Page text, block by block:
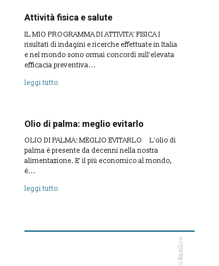
Attività fisica e salute
IL MIO PROGRAMMA DI ATTIVITA’ FISICA I
risultati di indagini e ricerche effettuate in Italia
e nel mondo sono ormai concordi sull’elevata
efficacia preventiva...
leggi tutto
Olio di palma: meglio evitarlo
OLIO DI PALMA: MEGLIO EVITARLO L’olio di
palma è presente da decenni nella nostra
alimentazione. E’ il più economico al mondo,
è...
leggi tutto